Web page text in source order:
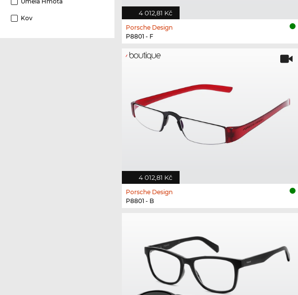
Kov
4 012,81 Kč
Porsche Design
P8801 - F
4 012,81 Kč
Porsche Design
P8801 - B